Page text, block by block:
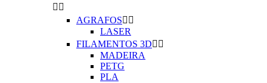
 
AGRAFOS 
LASER
FILAMENTOS 3D 
MADEIRA
PETG
PLA